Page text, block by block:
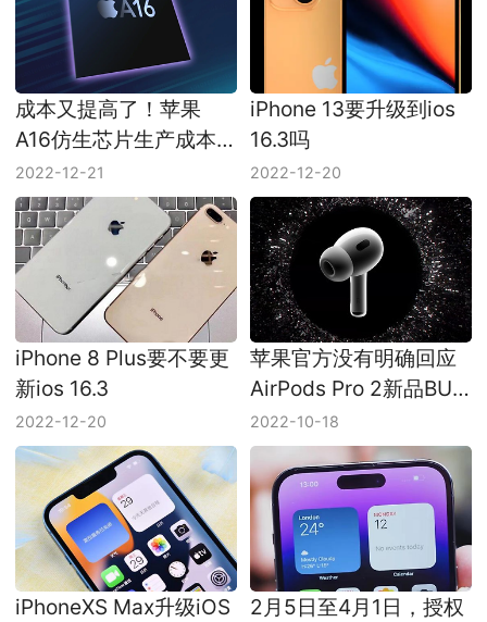
成本又提高了！苹果
A16仿生芯片生产成本
上升为110美元
2022-12-21
iPhone 13要升级到ios
16.3吗
2022-12-20
iPhone 8 Plus要不要更
新ios 16.3
2022-12-20
苹果官方没有明确回应
AirPods Pro 2新品BUG
问题
2022-10-18
iPhoneXS Max升级iOS
2月5日至4月1日，授权